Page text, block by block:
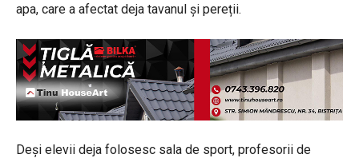
apa, care a afectat deja tavanul și pereții.
Deși elevii deja folosesc sala de sport, profesorii de